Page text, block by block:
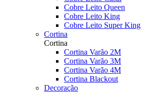
Cobre Leito Queen
Cobre Leito King
Cobre Leito Super King
Cortina
Cortina
Cortina Varão 2M
Cortina Varão 3M
Cortina Varão 4M
Cortina Blackout
Decoração